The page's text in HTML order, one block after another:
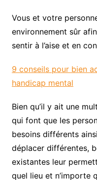
Vous et votre
environnement sûr
sentir à l’aise et en
9 conseils pour bien
handicap mental
Bien qu’il y ait une
qui font que les
besoins différents
déplacer différentes,
existantes leur
quel lieu et n’importe